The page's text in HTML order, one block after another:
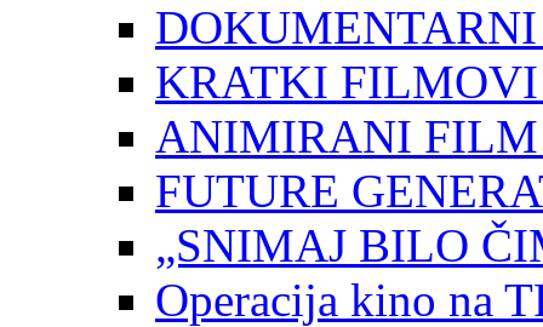
KRATKI FILMOVI
ANIMIRANI FILM
FUTURE
„SNIMAJ BILO
Operacija kino na